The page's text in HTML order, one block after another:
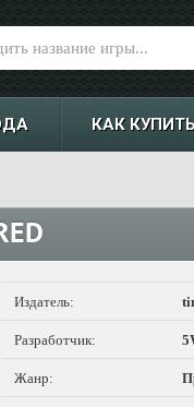
КАК
Издатель:
Разработчик:
Жанр: